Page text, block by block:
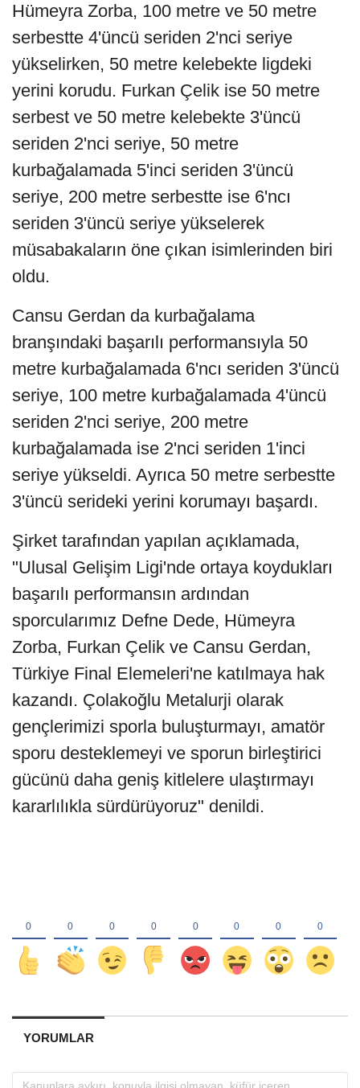
Hümeyra Zorba, 100 metre ve 50 metre
serbestte 4'üncü seriden 2'nci seriye
yükselirken, 50 metre kelebekte ligdeki
yerini korudu. Furkan Çelik ise 50 metre
serbest ve 50 metre kelebekte 3'üncü
seriden 2'nci seriye, 50 metre
kurbağalamada 5'inci seriden 3'üncü
seriye, 200 metre serbestte ise 6'ncı
seriden 3'üncü seriye yükselerek
müsabakaların öne çıkan isimlerinden biri
oldu.
Cansu Gerdan da kurbağalama
branşındaki başarılı performansıyla 50
metre kurbağalamada 6'ncı seriden 3'üncü
seriye, 100 metre kurbağalamada 4'üncü
seriden 2'nci seriye, 200 metre
kurbağalamada ise 2'nci seriden 1'inci
seriye yükseldi. Ayrıca 50 metre serbestte
3'üncü serideki yerini korumayı başardı.
Şirket tarafından yapılan açıklamada,
"Ulusal Gelişim Ligi'nde ortaya koydukları
başarılı performansın ardından
sporcularımız Defne Dede, Hümeyra
Zorba, Furkan Çelik ve Cansu Gerdan,
Türkiye Final Elemeleri'ne katılmaya hak
kazandı. Çolakoğlu Metalurji olarak
gençlerimizi sporla buluşturmayı, amatör
sporu desteklemeyi ve sporun birleştirici
gücünü daha geniş kitlelere ulaştırmayı
kararlılıkla sürdürüyoruz" denildi.
YORUMLAR